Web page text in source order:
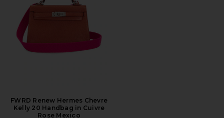
FWRD Renew Hermes Chevre
Kelly 20 Handbag in Cuivre
Rose Mexico